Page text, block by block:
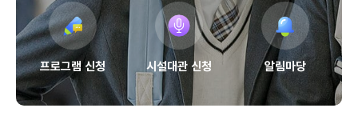
프로그램 신청 시설대관 신청 알림마당